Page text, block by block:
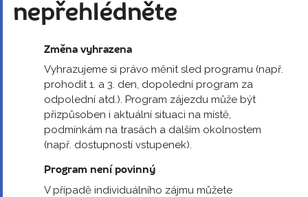
nepřehlédněte
Změna vyhrazena
Vyhrazujeme si právo měnit sled programu (např.
prohodit 1. a 3. den, dopolední program za
odpolední atd.). Program zájezdu může být
přizpůsoben i aktuální situaci na místě,
podmínkám na trasách a dalším okolnostem
(např. dostupností vstupenek).
Program není povinný
V případě individuálního zájmu můžete